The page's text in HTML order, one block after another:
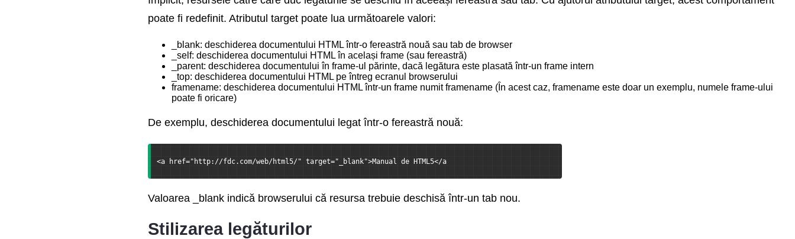
poate fi redefinit. Atributul target poate lua următoarele valori:
_blank: deschiderea documentului HTML într-o fereastră nouă sau tab de browser
_self: deschiderea documentului HTML în același frame (sau fereastră)
_parent: deschiderea documentului în frame-ul părinte, dacă legătura este plasată într-un frame intern
_top: deschiderea documentului HTML pe întreg ecranul browserului
framename: deschiderea documentului HTML într-un frame numit framename (În acest caz, framename este doar un exemplu, numele frame-ului
poate fi oricare)
De exemplu, deschiderea documentului legat într-o fereastră nouă:
<a href="http://fdc.com/web/html5/" target="_blank">Manual de HTML5</a
Valoarea _blank indică browserului că resursa trebuie deschisă într-un tab nou.
Stilizarea legăturilor